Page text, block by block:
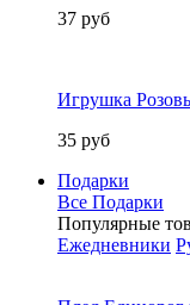
37 руб
Игрушка
35 руб
Подарки
Все Подарки
Популярные
Ежедневники